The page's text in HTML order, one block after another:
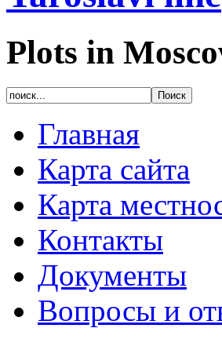
Plots in
Главная
Карта сайта
Карта
Контакты
Документы
Вопросы и